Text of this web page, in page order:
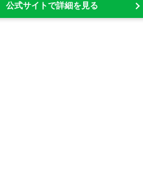
公式サイトで詳細を見る